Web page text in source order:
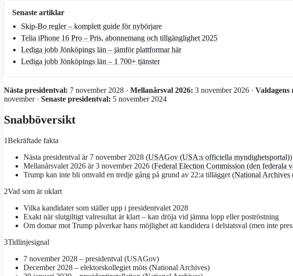
Senaste artiklar
Skip-Bo regler – komplett guide för nybörjare
Telia iPhone 16 Pro – Pris, abonnemang och tillgänglighet 2025
Lediga jobb Jönköpings län – jämför plattformar här
Lediga jobb Jönköpings län – 1 700+ tjänster
Nästa presidentval: 7 november 2028 · Mellanårsval 2026: 3 november 2026 · Valdagens
november · Senaste presidentval: 5 november 2024
Snabböversikt
1Bekräftade fakta
Nästa presidentval är 7 november 2028 (USAGov (USA:s officiella myndighetsportal))
Mellanårsvalet 2026 är 3 november 2026 (Federal Election Commission (den federala
Trump kan inte bli omvald en tredje gång på grund av 22:a tillägget (National
2Vad som är oklart
Vilka kandidater som ställer upp i presidentvalet 2028
Exakt när slutgiltigt valresultat är klart – kan dröja vid jämna lopp eller poströstning
Om domar mot Trump påverkar hans möjlighet att kandidera i delstatsval (men inte
3Tidlinjesignal
7 november 2028 – presidentval (USAGov)
December 2028 – elektorskollegiet möts (National Archives)